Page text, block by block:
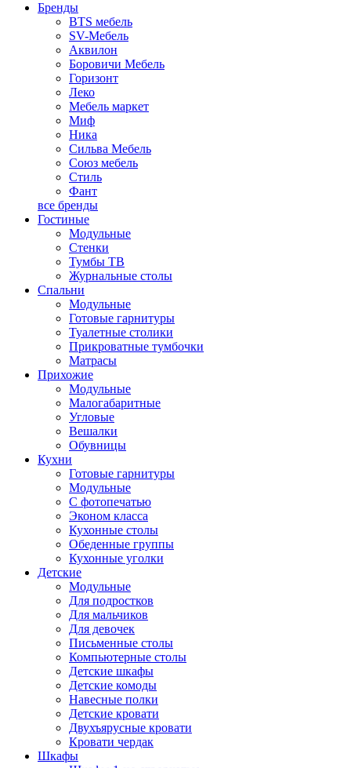
Бренды
BTS мебель
SV-Мебель
Аквилон
Боровичи Мебель
Горизонт
Леко
Мебель маркет
Миф
Ника
Сильва Мебель
Союз мебель
Стиль
Фант
все бренды
Гостиные
Модульные
Стенки
Тумбы ТВ
Журнальные столы
Спальни
Модульные
Готовые гарнитуры
Туалетные столики
Прикроватные тумбочки
Матрасы
Прихожие
Модульные
Малогабаритные
Угловые
Вешалки
Обувницы
Кухни
Готовые гарнитуры
Модульные
С фотопечатью
Эконом класса
Кухонные столы
Обеденные группы
Кухонные уголки
Детские
Модульные
Для подростков
Для мальчиков
Для девочек
Письменные столы
Компьютерные столы
Детские шкафы
Детские комоды
Навесные полки
Детские кровати
Двухъярусные кровати
Кровати чердак
Шкафы